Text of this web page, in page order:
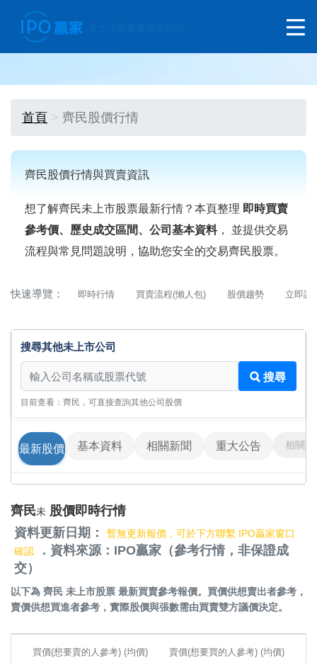
首頁 齊民股價行情
齊民股價行情與買賣資訊
想了解齊民未上市股票最新行情？本頁整理 即時買賣
參考價、歷史成交區間、公司基本資料， 並提供交易
流程與常見問題說明，協助您安全的交易齊民股票。
快速導覽： 即時行情 買賣流程(懶人包) 股價趨勢 立即詢
搜尋其他未上市公司
搜尋其他未上市公司
搜尋
目前查看：齊民，可直接查詢其他公司股價
最新股價 基本資料 相關新聞 重大公告 相關影
齊民未 股價即時行情
資料更新日期：
暫無更新報價，可於下方聯繫 IPO贏家窗口
確認
．資料來源：IPO贏家（參考行情，非保證成
交）
以下為 齊民 未上市股票 最新買賣參考報價。買價供想賣出者參考，
賣價供想買進者參考，實際股價與張數需由買賣雙方議價決定。
買價(想要賣的人參考) (均價) 賣價(想要買的人參考) (均價)